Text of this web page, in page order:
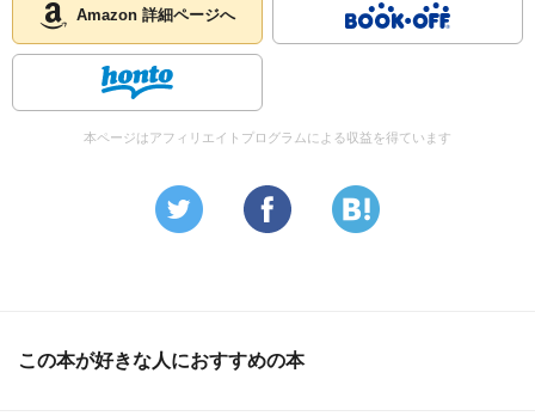
Amazon 詳細ページへ
本ページはアフィリエイトプログラムによる収益を得ています
この本が好きな人におすすめの本